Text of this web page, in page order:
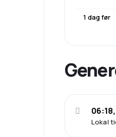
1 dag før
Lokal